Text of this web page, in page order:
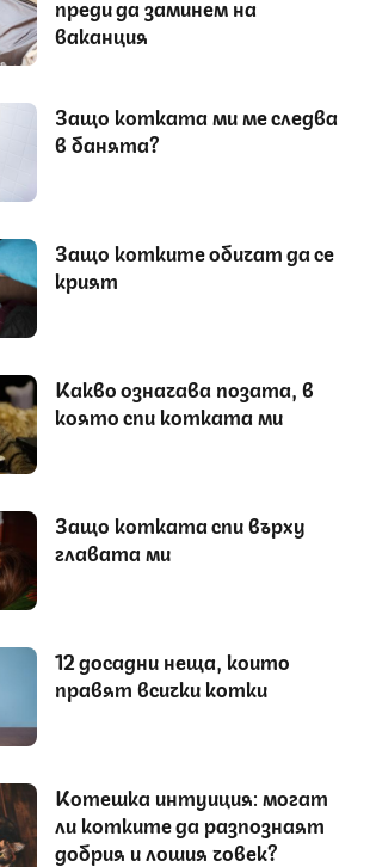
преди да заминем на
ваканция
Защо котката ми ме следва
в банята?
Защо котките обичат да се
крият
Какво означава позата, в
която спи котката ми
Защо котката спи върху
главата ми
12 досадни неща, които
правят всички котки
Котешка интуиция: могат
ли котките да разпознаят
добрия и лошия човек?